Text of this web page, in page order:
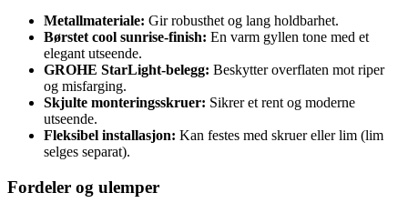
Metallmateriale: Gir robusthet og lang holdbarhet.
Børstet cool sunrise-finish: En varm gyllen tone med et
elegant utseende.
GROHE StarLight-belegg: Beskytter overflaten mot riper
og misfarging.
Skjulte monteringsskruer: Sikrer et rent og moderne
utseende.
Fleksibel installasjon: Kan festes med skruer eller lim (lim
selges separat).
Fordeler og ulemper